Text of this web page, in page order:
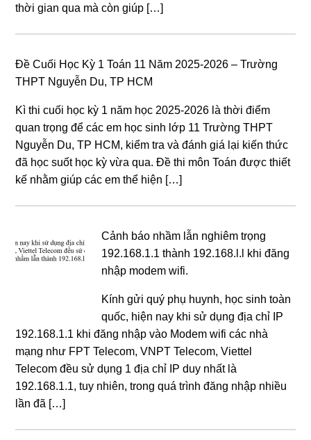
thời gian qua mà còn giúp […]
Đề Cuối Học Kỳ 1 Toán 11 Năm 2025-2026 – Trường
THPT Nguyễn Du, TP HCM
Kì thi cuối học kỳ 1 năm học 2025-2026 là thời điểm
quan trọng để các em học sinh lớp 11 Trường THPT
Nguyễn Du, TP HCM, kiểm tra và đánh giá lại kiến thức
đã học suốt học kỳ vừa qua. Đề thi môn Toán được thiết
kế nhằm giúp các em thể hiện […]
Cảnh báo nhầm lẫn nghiêm trọng
192.168.1.1 thành 192.168.l.l khi đăng
nhập modem wifi.
Kính gửi quý phụ huynh, học sinh toàn
quốc, hiện nay khi sử dụng địa chỉ IP
192.168.1.1 khi đăng nhập vào Modem wifi các nhà
mạng như FPT Telecom, VNPT Telecom, Viettel
Telecom đều sử dụng 1 địa chỉ IP duy nhất là
192.168.1.1, tuy nhiên, trong quá trình đăng nhập nhiều
lần đã […]